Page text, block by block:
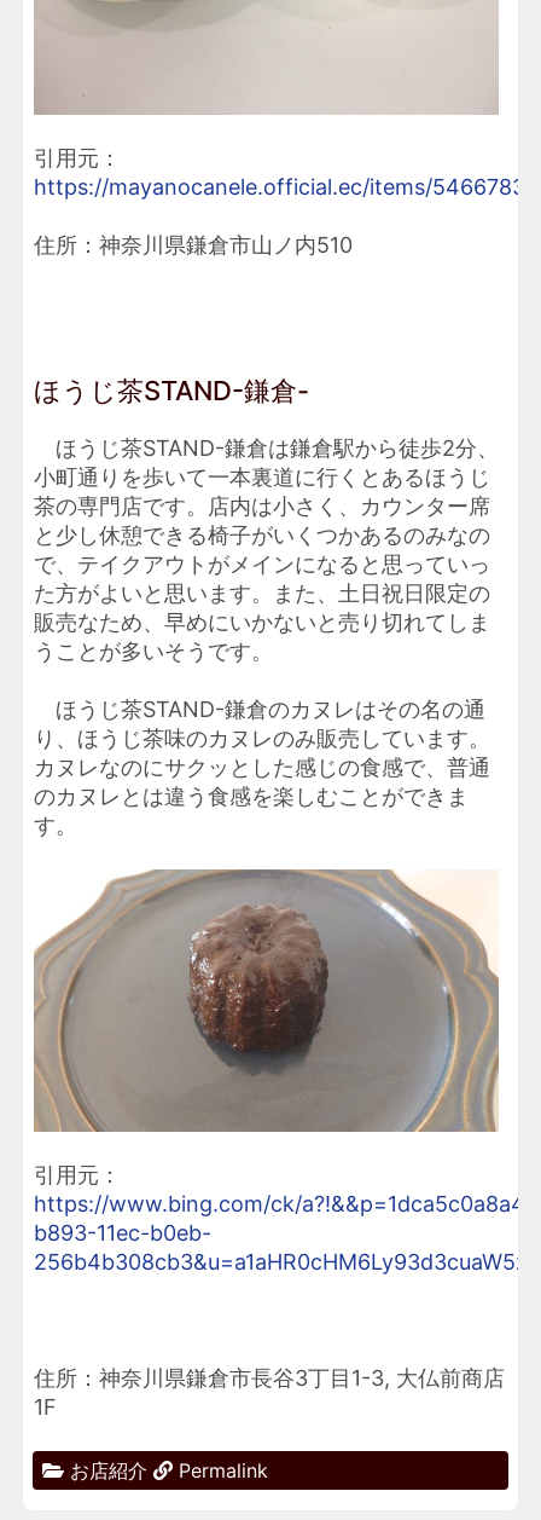
引用元：
https://mayanocanele.official.ec/items/54667838
住所：神奈川県鎌倉市山ノ内510
ほうじ茶STAND-鎌倉-
ほうじ茶STAND-鎌倉は鎌倉駅から徒歩2分、
小町通りを歩いて一本裏道に行くとあるほうじ
茶の専門店です。店内は小さく、カウンター席
と少し休憩できる椅子がいくつかあるのみなの
で、テイクアウトがメインになると思っていっ
た方がよいと思います。また、土日祝日限定の
販売なため、早めにいかないと売り切れてしま
うことが多いそうです。
ほうじ茶STAND-鎌倉のカヌレはその名の通
り、ほうじ茶味のカヌレのみ販売しています。
カヌレなのにサクッとした感じの食感で、普通
のカヌレとは違う食感を楽しむことができま
す。
引用元：
https://www.bing.com/ck/
b893-11ec-b0eb-
住所：神奈川県鎌倉市長谷3丁目1-3, 大仏前商店
1F
お店紹介 Permalink